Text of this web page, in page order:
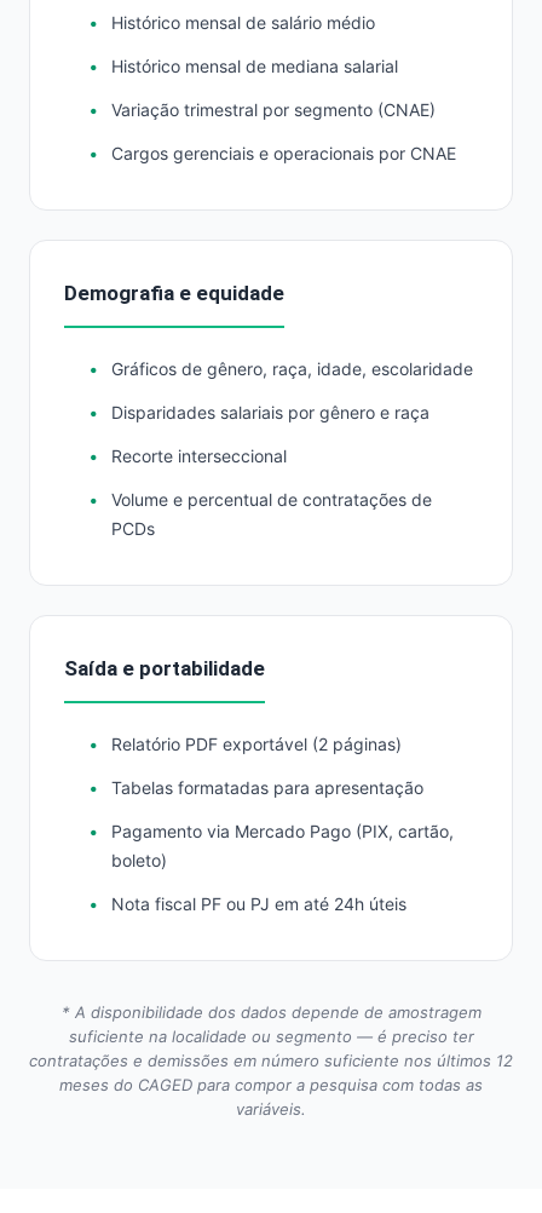
Histórico mensal de salário médio
Histórico mensal de mediana salarial
Variação trimestral por segmento (CNAE)
Cargos gerenciais e operacionais por CNAE
Demografia e equidade
Gráficos de gênero, raça, idade, escolaridade
Disparidades salariais por gênero e raça
Recorte interseccional
Volume e percentual de contratações de
PCDs
Saída e portabilidade
Relatório PDF exportável (2 páginas)
Tabelas formatadas para apresentação
Pagamento via Mercado Pago (PIX, cartão,
boleto)
Nota fiscal PF ou PJ em até 24h úteis
* A disponibilidade dos dados depende de amostragem
suficiente na localidade ou segmento — é preciso ter
contratações e demissões em número suficiente nos últimos 12
meses do CAGED para compor a pesquisa com todas as
variáveis.